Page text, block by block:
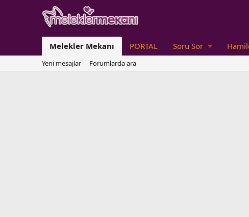
Melekler Mekanı PORTAL Soru Sor
Yeni mesajlar Forumlarda ara